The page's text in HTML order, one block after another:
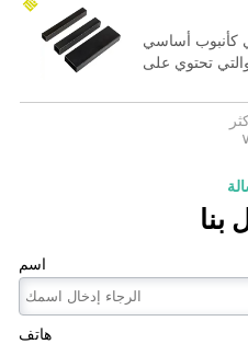
كأنبوب أساسي
والتي تحتوي على
بنا
اسم
هاتف